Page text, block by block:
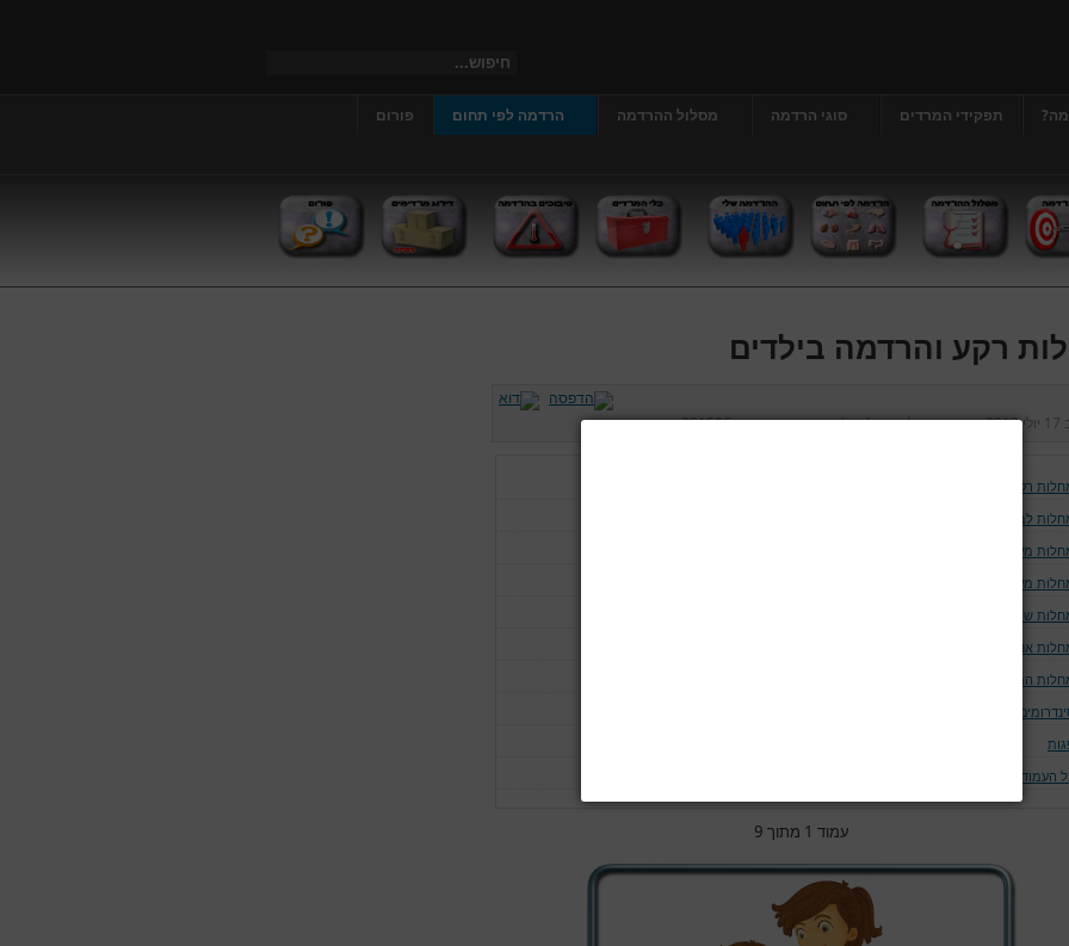
תפקידי המרדים סוגי הרדמה מסלול ההרדמה הרדמה לפי תחום
פורום
רקע והרדמה בילדים
17 יולי 2013 נכתב על ידידר' גרג'י יונתן כניסות:381506
רקע והרדמה בילדים
לב וכלי דם
מערכת הנשימה
מערכת העצבים
שריר
אנדוקריניות
המאטולוגיות
העמודים
עמוד 1 מתוך 9